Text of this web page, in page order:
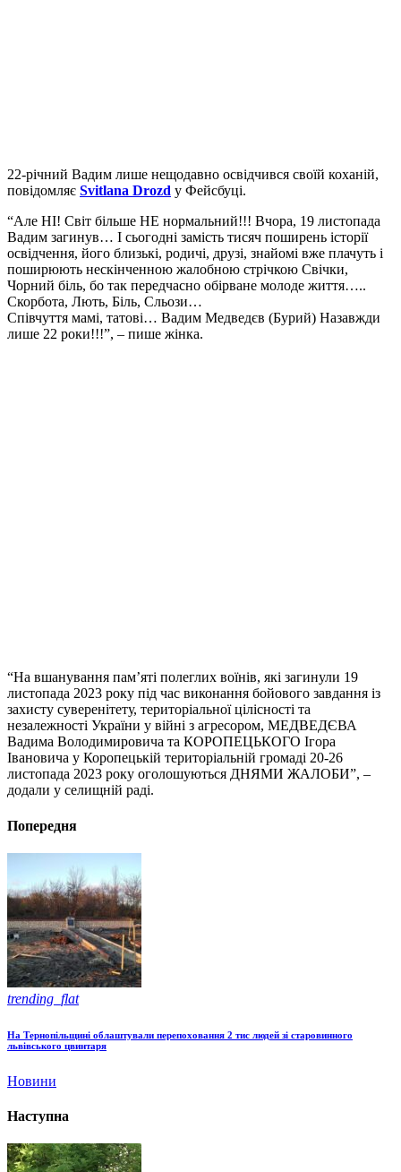
22-річний Вадим лише нещодавно освідчився своїй коханій,
повідомляє Svitlana Drozd у Фейсбуці.
“Але НІ! Світ більше НЕ нормальний!!! Вчора, 19 листопада
Вадим загинув… І сьогодні замість тисяч поширень історії
освідчення, його близькі, родичі, друзі, знайомі вже плачуть і
поширюють нескінченною жалобною стрічкою Свічки,
Чорний біль, бо так передчасно обірване молоде життя…..
Скорбота, Лють, Біль, Сльози…
Співчуття мамі, татові… Вадим Медведєв (Бурий) Назавжди
лише 22 роки!!!”, – пише жінка.
“На вшанування пам’яті полеглих воїнів, які загинули 19
листопада 2023 року під час виконання бойового завдання із
захисту суверенітету, територіальної цілісності та
незалежності України у війні з агресором, МЕДВЕДЄВА
Вадима Володимировича та КОРОПЕЦЬКОГО Ігора
Івановича у Коропецькій територіальній громаді 20-26
листопада 2023 року оголошуються ДНЯМИ ЖАЛОБИ”, –
додали у селищній раді.
Попередня
trending_flat
На Тернопільщині облаштували перепоховання 2 тис людей зі старовинного
львівського цвинтаря
Новини
Наступна